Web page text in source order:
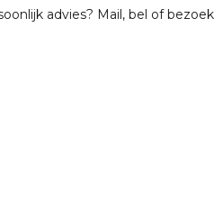
advies? Mail, bel of